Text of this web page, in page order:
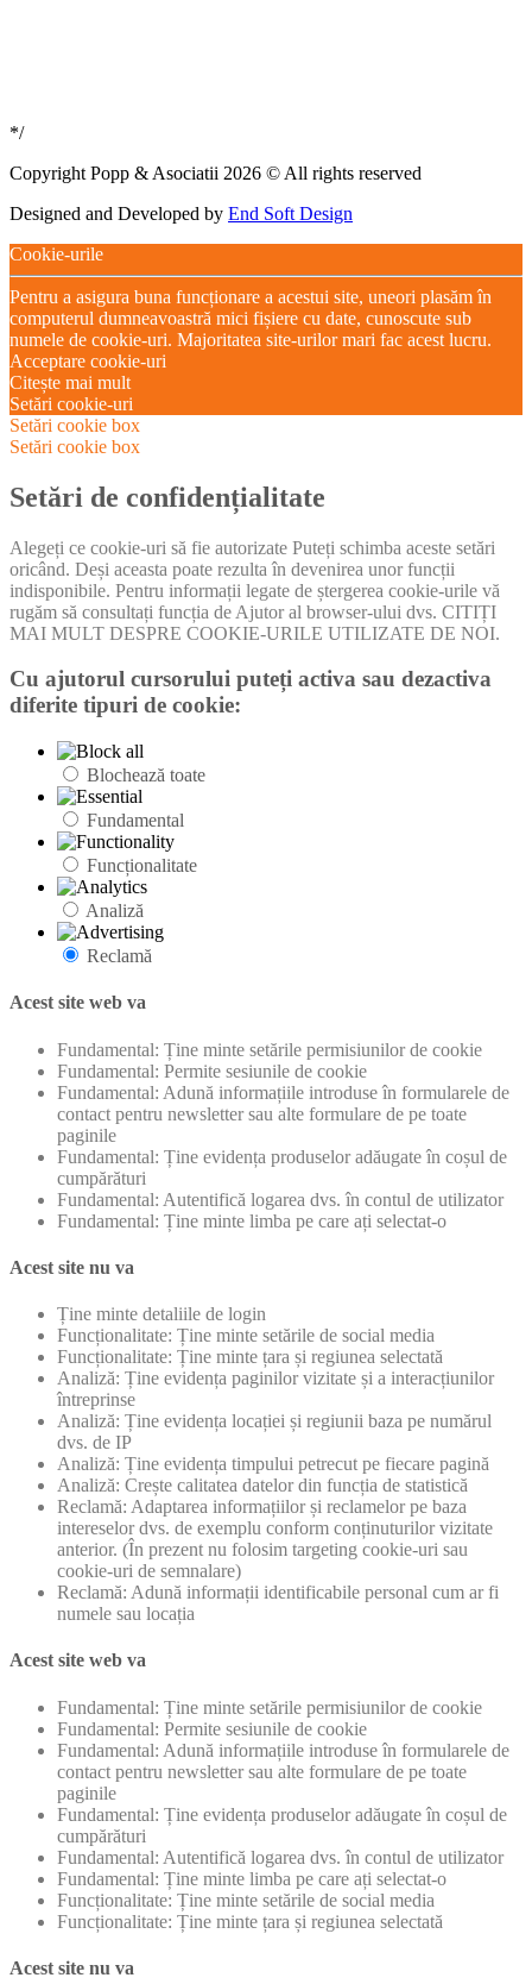
*/
Copyright Popp & Asociatii 2026 © All rights reserved
Designed and Developed by End Soft Design
Cookie-urile
Pentru a asigura buna funcționare a acestui site, uneori plasăm în
computerul dumneavoastră mici fișiere cu date, cunoscute sub
numele de cookie-uri. Majoritatea site-urilor mari fac acest lucru.
Acceptare cookie-uri
Citește mai mult
Setări cookie-uri
Setări cookie box
Setări cookie box
Setări de confidențialitate
Alegeți ce cookie-uri să fie autorizate Puteți schimba aceste setări
oricând. Deși aceasta poate rezulta în devenirea unor funcții
indisponibile. Pentru informații legate de ștergerea cookie-urile vă
rugăm să consultați funcția de Ajutor al browser-ului dvs. CITIȚI
MAI MULT DESPRE COOKIE-URILE UTILIZATE DE NOI.
Cu ajutorul cursorului puteți activa sau dezactiva
diferite tipuri de cookie:
Blochează toate
Fundamental
Funcționalitate
Analiză
Reclamă
Acest site web va
Fundamental: Ține minte setările permisiunilor de cookie
Fundamental: Permite sesiunile de cookie
Fundamental: Adună informațiile introduse în formularele de
contact pentru newsletter sau alte formulare de pe toate
paginile
Fundamental: Ține evidența produselor adăugate în coșul de
cumpărături
Fundamental: Autentifică logarea dvs. în contul de utilizator
Fundamental: Ține minte limba pe care ați selectat-o
Acest site nu va
Ține minte detaliile de login
Funcționalitate: Ține minte setările de social media
Funcționalitate: Ține minte țara și regiunea selectată
Analiză: Ține evidența paginilor vizitate și a interacțiunilor
întreprinse
Analiză: Ține evidența locației și regiunii baza pe numărul
dvs. de IP
Analiză: Ține evidența timpului petrecut pe fiecare pagină
Analiză: Crește calitatea datelor din funcția de statistică
Reclamă: Adaptarea informațiilor și reclamelor pe baza
intereselor dvs. de exemplu conform conținuturilor vizitate
anterior. (În prezent nu folosim targeting cookie-uri sau
cookie-uri de semnalare)
Reclamă: Adună informații identificabile personal cum ar fi
numele sau locația
Acest site web va
Fundamental: Ține minte setările permisiunilor de cookie
Fundamental: Permite sesiunile de cookie
Fundamental: Adună informațiile introduse în formularele de
contact pentru newsletter sau alte formulare de pe toate
paginile
Fundamental: Ține evidența produselor adăugate în coșul de
cumpărături
Fundamental: Autentifică logarea dvs. în contul de utilizator
Fundamental: Ține minte limba pe care ați selectat-o
Funcționalitate: Ține minte setările de social media
Funcționalitate: Ține minte țara și regiunea selectată
Acest site nu va